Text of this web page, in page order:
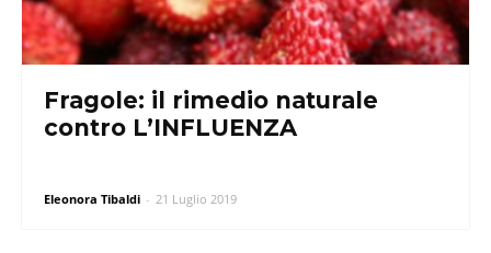
Fragole: il rimedio naturale
contro L’INFLUENZA
Eleonora Tibaldi - 21 Luglio 2019